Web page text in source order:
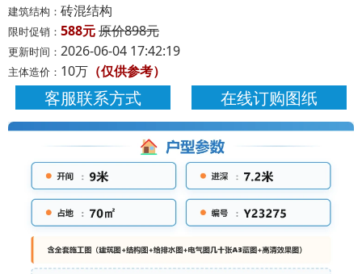
建筑结构： 砖混结构
限时促销： 588元原价898元
更新时间： 2026-06-04 17:42:19
主体造价： 10万 （仅供参考）
客服联系方式 在线订购图纸